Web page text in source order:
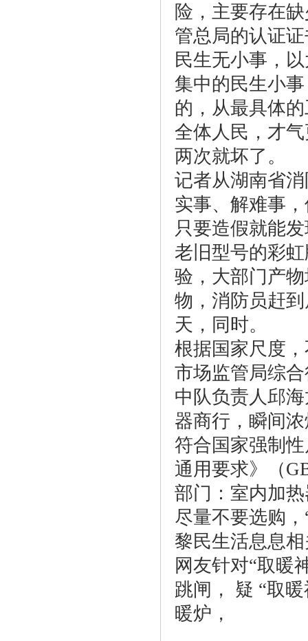
险，主要存在
管总局的认证
民生无小事，
集中的民生小
的，从最具体
全体人民，才气
两次就坏了。
记者从湖南省
实事、解难事
只要造假就能
老旧型号的彩
验，大部门产
物，消防员赶
天，同时。
根据国家尺度
市场监管局综
中队负责人邱
器商行，瞬间
符合国家强制
通用要求》（
部门：室内加
尽量不要选购
黎民生活息息
网友针对“取暖
跳闸， 疑 “取
暖炉，